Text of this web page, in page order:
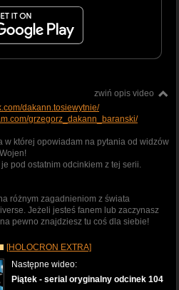
zwiń opis video
dakann.tosiewytnie/
grzegorz_dakann_baranski/
w której opowiadam na pytania od widzów
pod ostatnim odcinkiem z tej serii.
różnym zagadnieniom z świata
Jeżeli jesteś fanem lub zaczynasz
pewno znajdziesz tu coś dla siebie!
[HOLOCRON EXTRA]
Następne wideo:
Piątek - serial oryginalny odcinek 104